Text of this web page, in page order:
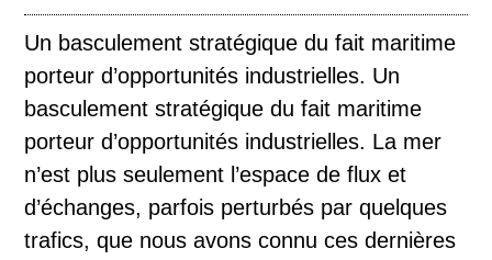
Un basculement stratégique du fait maritime
porteur d’opportunités industrielles. Un
basculement stratégique du fait maritime
porteur d’opportunités industrielles. La mer
n’est plus seulement l’espace de flux et
d’échanges, parfois perturbés par quelques
trafics, que nous avons connu ces dernières